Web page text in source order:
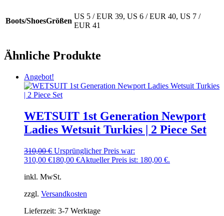
Boots/ShoesGrößen
US 5 / EUR 39, US 6 / EUR 40, US 7 /
EUR 41
Ähnliche Produkte
Angebot!
WETSUIT 1st Generation Newport
Ladies Wetsuit Turkies | 2 Piece Set
310,00€ Ursprünglicher Preis war:
310,00 €180,00 €Aktueller Preis ist: 180,00 €.
inkl. MwSt.
zzgl. Versandkosten
Lieferzeit: 3-7 Werktage